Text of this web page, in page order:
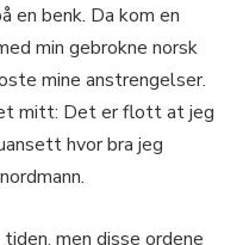
en benk. Da kom en
min gebrokne norsk
mine anstrengelser.
mitt: Det er flott at jeg
hvor bra jeg
men disse ordene